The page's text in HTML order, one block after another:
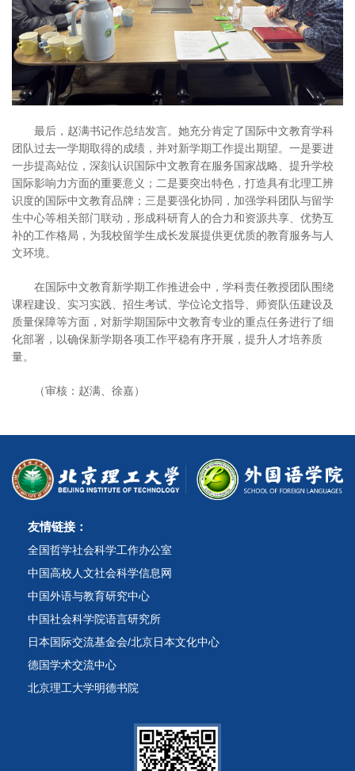
最后，赵满书记作总结发言。她充分肯定了国际中文教育学科
团队过去一学期取得的成绩，并对新学期工作提出期望。一是要进
一步提高站位，深刻认识国际中文教育在服务国家战略、提升学校
国际影响力方面的重要意义；二是要突出特色，打造具有北理工辨
识度的国际中文教育品牌；三是要强化协同，加强学科团队与留学
生中心等相关部门联动，形成科研育人的合力和资源共享、优势互
补的工作格局，为我校留学生成长发展提供更优质的教育服务与人
文环境。
在国际中文教育新学期工作推进会中，学科责任教授团队围绕
课程建设、实习实践、招生考试、学位论文指导、师资队伍建设及
质量保障等方面，对新学期国际中文教育专业的重点任务进行了细
化部署，以确保新学期各项工作平稳有序开展，提升人才培养质
量。
（审核：赵满、徐嘉）
友情链接：
全国哲学社会科学工作办公室
中国高校人文社会科学信息网
中国外语与教育研究中心
中国社会科学院语言研究所
日本国际交流基金会/北京日本文化中心
德国学术交流中心
北京理工大学明德书院